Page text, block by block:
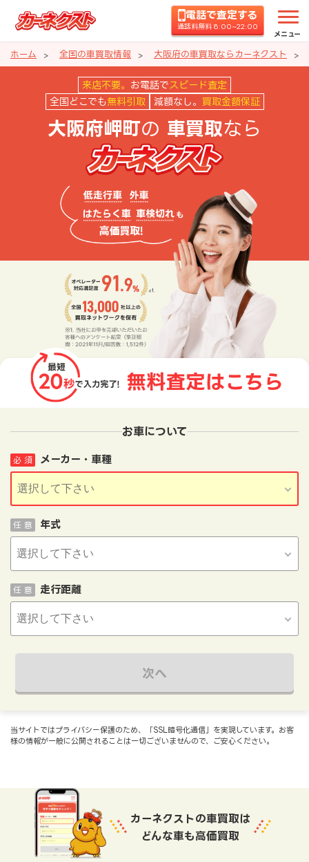
電話で査定する
通話料無料 8:00~22:00
メニュー
ホーム 全国の車買取情報 大阪府の車買取ならカーネクスト
大阪府岬町の車買取ならカーネ
来店不要。 お電話で スピード査定
全国どこでも 無料引取 減額なし。 買取金額保証
大阪府岬町の 車買取なら
お車について
メーカー・車種
必 須
年式
任 意
走行距離
任 意
次へ
当サイトではプライバシー保護のため、「SSL暗号化通信」を実現しています。お客
様の情報が一般に公開されることは一切ございませんので、ご安心ください。
カーネクストの車買取は
どんな車も高価買取